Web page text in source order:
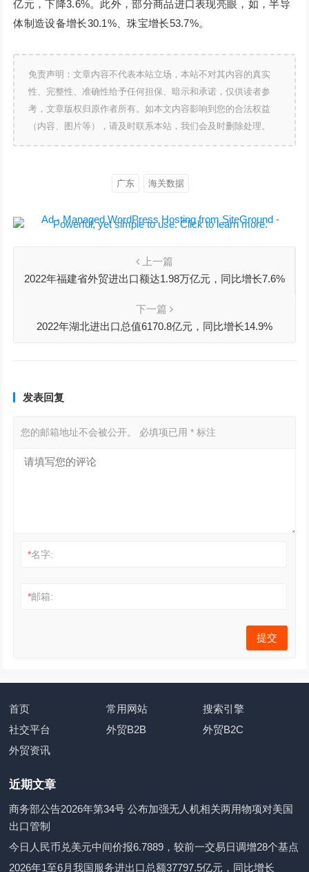
亿元，下降3.6%。此外，部分商品进口表现亮眼，如，半导
体制造设备增长30.1%、珠宝增长53.7%。
免责声明：文章内容不代表本站立场，本站不对其内容的真实
性、完整性、准确性给予任何担保、暗示和承诺，仅供读者参
考，文章版权归原作者所有。如本文内容影响到您的合法权益
（内容、图片等），请及时联系本站，我们会及时删除处理。
广东 海关数据
上一篇
2022年福建省外贸进出口额达1.98万亿元，同比增长7.6%
下一篇
2022年湖北进出口总值6170.8亿元，同比增长14.9%
发表回复
您的邮箱地址不会被公开。 必填项已用* 标注
*名字:
*邮箱:
首页 常用网站
搜索引擎
社交平台
外贸B2B
外贸B2C
外贸资讯
近期文章
商务部公告2026年第34号 公布加强无人机相关两用物项对美国
出口管制
今日人民币兑美元中间价报6.7889，较前一交易日调增28个基点
2026年1至6月我国服务进出口总额37797.5亿元，同比增长